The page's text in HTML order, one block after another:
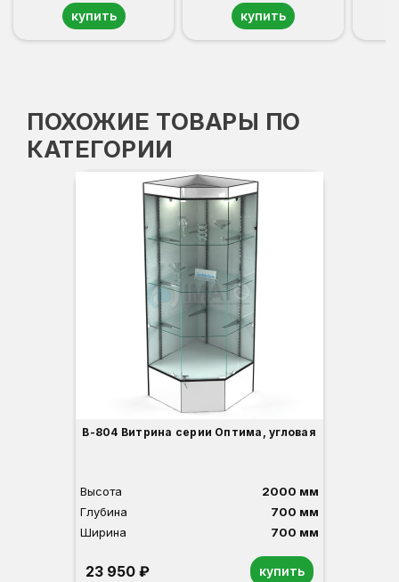
купить купить
ПОХОЖИЕ ТОВАРЫ ПО
КАТЕГОРИИ
В-804 Витрина серии Оптима, угловая
Высота
2000 мм
Глубина
700 мм
Ширина
700 мм
23 950 ₽ купить